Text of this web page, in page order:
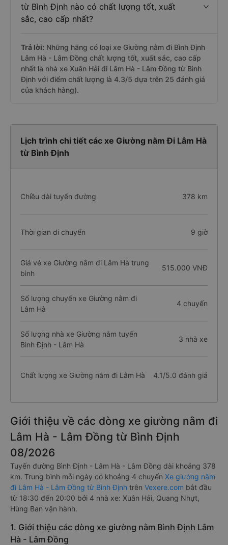
từ Bình Định nào có chất lượng tốt, xuất
sắc, cao cấp nhất?
Trả lời: Những hãng có loại xe Giường nằm đi Bình Định
Lâm Hà - Lâm Đồng chất lượng tốt, xuất sắc, cao cấp
nhất là nhà xe Xuân Hải đi Lâm Hà - Lâm Đồng từ Bình
Định với điểm chất lượng là 4.3/5 dựa trên 25 đánh giá
của khách hàng).
Lịch trình chi tiết các xe Giường nằm Đi Lâm Hà
từ Bình Định
Chiều dài tuyến đường 378 km
Thời gian di chuyển 9 giờ
Giá vé xe Giường nằm đi Lâm Hà trung
bình
515.000 VNĐ
Số lượng chuyến xe Giường nằm đi
Lâm Hà
4 chuyến
Số lượng nhà xe Giường nằm tuyến
Bình Định - Lâm Hà
3 nhà xe
Chất lượng xe Giường nằm đi Lâm Hà 4.1/5.0 đánh giá
Giới thiệu về các dòng xe giường nằm đi
Lâm Hà - Lâm Đồng từ Bình Định
08/2026
Tuyến đường Bình Định - Lâm Hà - Lâm Đồng dài khoảng 378
km. Trung bình mỗi ngày có khoảng 4 chuyến Xe giường nằm
đi Lâm Hà - Lâm Đồng từ Bình Định trên Vexere.com bắt đầu
từ 18:30 đến 20:00 bởi 4 nhà xe: Xuân Hải, Quang Nhựt,
Hùng Ban vận hành.
1. Giới thiệu các dòng xe giường nằm Bình Định Lâm
Hà - Lâm Đồng